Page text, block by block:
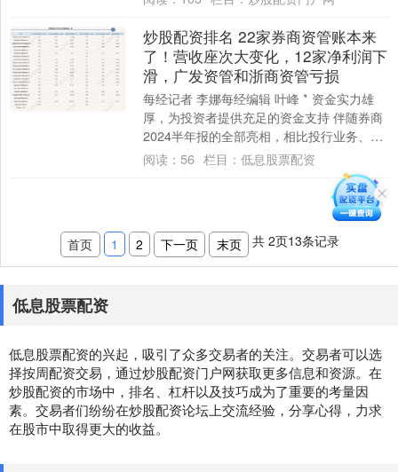
炒股配资排名 22家券商资管账本来
了！营收座次大变化，12家净利润下
滑，广发资管和浙商资管亏损
每经记者 李娜每经编辑 叶峰 * 资金实力雄
厚，为投资者提供充足的资金支持 伴随券商
2024半年报的全部亮相，相比投行业务、自
营业务，资产管理业务被视为表现亮眼....
阅读： 56 栏目： 低息股票配资
首页 1 2 下一页 末页 共 2页13条记录
低息股票配资
低息股票配资的兴起，吸引了众多交易者的关注。交易者可以选
择按周配资交易，通过炒股配资门户网获取更多信息和资源。在
炒股配资的市场中，排名、杠杆以及技巧成为了重要的考量因
素。交易者们纷纷在炒股配资论坛上交流经验，分享心得，力求
在股市中取得更大的收益。